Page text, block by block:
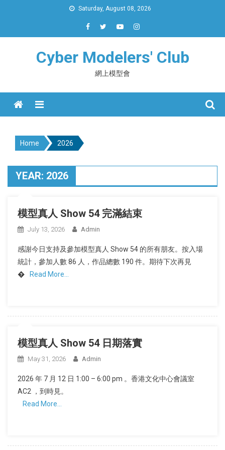
Saturday, August 08, 2026
Cyber Modelers' Club
網上模型會
Menu
Home 2026
YEAR: 2026
模型真人 Show 54 完滿結束
July 13, 2026 Admin
感謝今日支持及參加模型真人 Show 54 的所有朋友。按入場
統計，參加人數 86 人，作品總數 190 件。期待下次再見
�
Read More…
模型真人 Show 54 日期落實
May 31, 2026 Admin
2026 年 7 月 12 日 1:00 – 6:00 pm 。香港文化中心會議室
AC2 ，到時見。
Read More…